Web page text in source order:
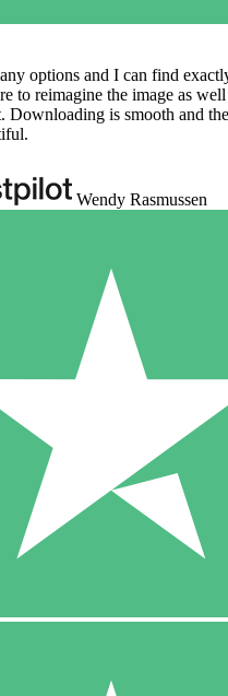
options and I can find
to reimagine the image as
Downloading is smooth and
Wendy Rasmussen